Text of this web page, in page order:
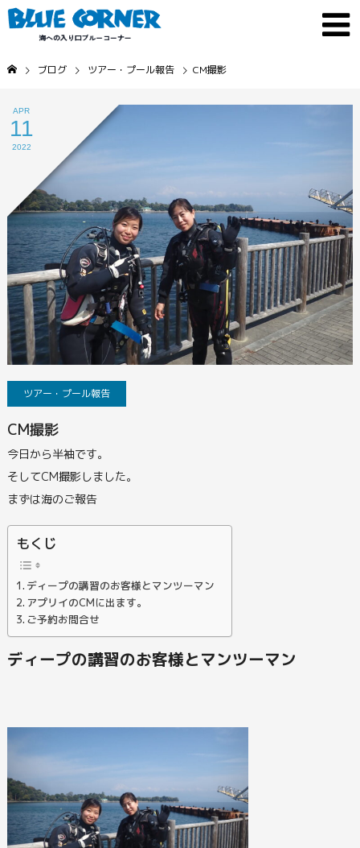
ブログ ツアー・プール報告 CM撮影
APR
11
2022
ツアー・プール報告
CM撮影
今日から半袖です。
そしてCM撮影しました。
まずは海のご報告
もくじ
ディープの講習のお客様とマンツーマン
アプリイのCMに出ます。
ご予約お問合せ
ディープの講習のお客様とマンツーマン